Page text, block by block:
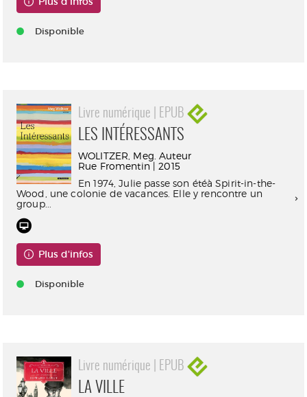
Disponible
Livre numérique | EPUB
LES INTÉRESSANTS
WOLITZER, Meg. Auteur
Rue Fromentin | 2015
En 1974, Julie passe son étéà Spirit-in-the-
Wood, une colonie de vacances. Elle y rencontre un
group...
Plus d'infos
Disponible
Livre numérique | EPUB
LA VILLE